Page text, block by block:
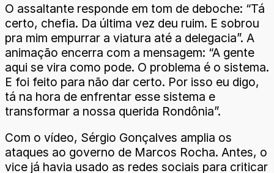
O assaltante responde em tom de deboche: “Tá
certo, chefia. Da última vez deu ruim. E sobrou
pra mim empurrar a viatura até a delegacia”. A
animação encerra com a mensagem: “A gente
aqui se vira como pode. O problema é o sistema.
E foi feito para não dar certo. Por isso eu digo,
tá na hora de enfrentar esse sistema e
transformar a nossa querida Rondônia”.
Com o vídeo, Sérgio Gonçalves amplia os
ataques ao governo de Marcos Rocha. Antes, o
vice já havia usado as redes sociais para criticar